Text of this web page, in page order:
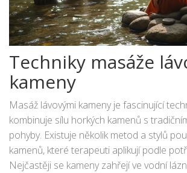
Techniky masáže
kameny
Masáž lávovými kameny je fascinující
kombinuje sílu horkých kamenů s
pohyby. Existuje několik metod a stylů
kamenů, které terapeuti aplikují podle
Nejčastěji se kameny zahřejí ve vodní